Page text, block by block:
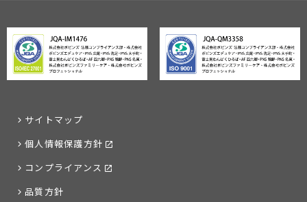
サイトマップ
個人情報保護方針
コンプライアンス
品質方針